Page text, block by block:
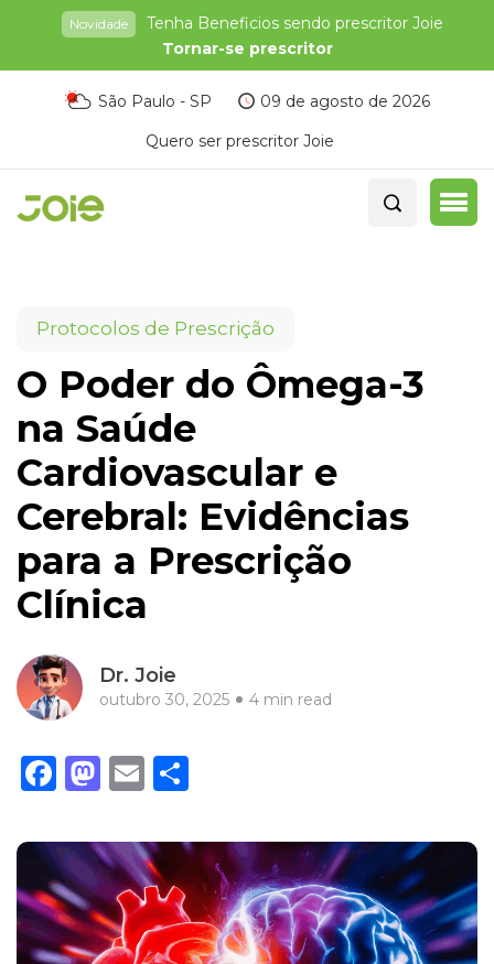
Novidade
Tenha Beneficios sendo prescritor Joie
Tornar-se prescritor
São Paulo - SP
09 de agosto de 2026
Quero ser prescritor Joie
Protocolos de Prescrição
O Poder do Ômega-3
na Saúde
Cardiovascular e
Cerebral: Evidências
para a Prescrição
Clínica
Dr. Joie
outubro 30, 2025 4 min read
Facebook
Mastodon
Email